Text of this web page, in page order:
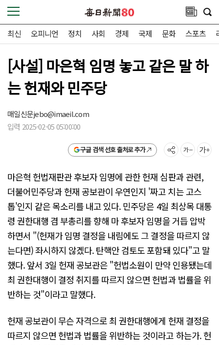
최신 오피니언 정치 사회 경제 국제 문화 스포츠
[사설] 마은혁 임명 놓고 같은 말 하
는 헌재와 민주당
매일신문jebo@imaeil.com
입력 2025-02-05 05:00:00
구글 검색 선호 출처로 추가
마은혁 헌법재판관 후보자 임명에 관한 헌재 심판과 관련,
더불어민주당과 헌재 공보관이 우연인지 '짜고 치는 고스
톱'인지 같은 목소리를 내고 있다. 민주당은 4일 최상목 대통
령 권한대행 겸 부총리를 향해 마 후보자 임명을 거듭 압박
하면서 "(헌재가 임명 결정을 내림에도 그 결정을 따르지 않
는다면) 좌시하지 않겠다. 탄핵안 검토도 포함돼 있다"고 말
했다. 앞서 3일 헌재 공보관은 "헌법소원이 만약 인용됐는데
최 권한대행이 결정 취지를 따르지 않으면 헌법과 법률을 위
반하는 것"이라고 말했다.
헌재 공보관이 무슨 자격으로 최 권한대행에게 헌재 결정을
따르지 않으면 헌법과 법률을 위반하는 것이라고 하는가. 헌